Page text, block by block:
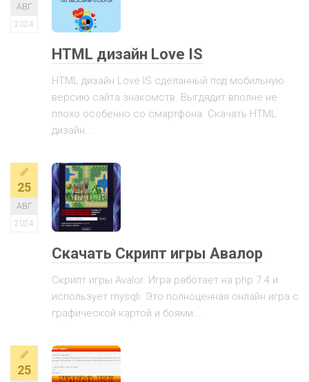
АВГ
2024
HTML дизайн Love IS
HTML дизайн Love IS сделанный под мобильную
версию сайта знакомств. Выгдядит вполне не
плохо особенно со смартфона. Скачать HTML
дизайн...
25
АВГ
2024
Скачать Скрипт игры Авалор
Скрипт игры Avalor. Игра работает на php 7.4 и
использует mysqli. Это полноценная онлайн игра с
графической картой и боями....
25